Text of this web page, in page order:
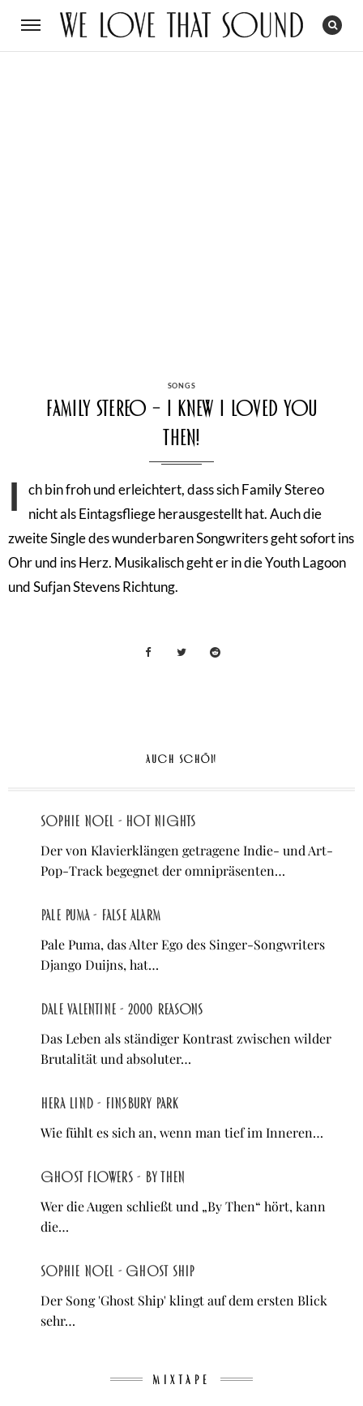
CATEGORIES
SONGS
Family Stereo – I Knew I Loved You
Then!
I
ch bin froh und erleichtert, dass sich Family Stereo
nicht als Eintagsfliege herausgestellt hat. Auch die
zweite Single des wunderbaren Songwriters geht sofort ins
Ohr und ins Herz. Musikalisch geht er in die Youth Lagoon
und Sufjan Stevens Richtung.
AUCH SCHÖN
Sophie Noel - Hot Nights
Der von Klavierklängen getragene Indie- und Art-
Pop-Track begegnet der omnipräsenten…
Pale Puma - False Alarm
Pale Puma, das Alter Ego des Singer-Songwriters
Django Duijns, hat…
Dale Valentine - 2000 Reasons
Das Leben als ständiger Kontrast zwischen wilder
Brutalität und absoluter…
Hera Lind - Finsbury Park
Wie fühlt es sich an, wenn man tief im Inneren…
Ghost Flowers - By Then
Wer die Augen schließt und „By Then“ hört, kann
die…
Sophie Noel - Ghost Ship
Der Song 'Ghost Ship' klingt auf dem ersten Blick
sehr…
MIXTAPE